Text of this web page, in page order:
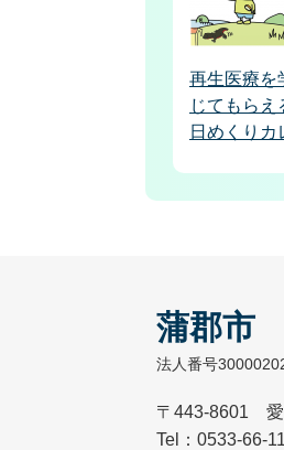
再生医療を
じてもら
日めくりカ
蒲郡市
法人番号
〒443-8601 愛
Tel：0533-66-